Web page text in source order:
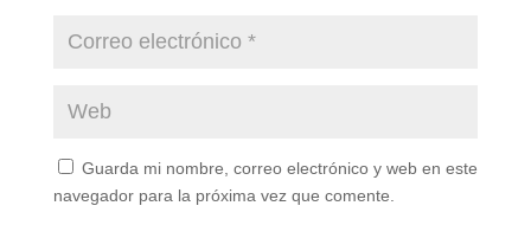
Guarda mi nombre, correo electrónico y web en este
navegador para la próxima vez que comente.